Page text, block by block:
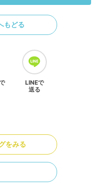
もどる
LINEで
送る
をみる